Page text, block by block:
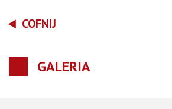
COFNIJ
GALERIA